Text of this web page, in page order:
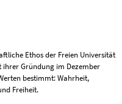
Ethos der Freien Universität
ihrer Gründung im Dezember
bestimmt: Wahrheit,
Freiheit.